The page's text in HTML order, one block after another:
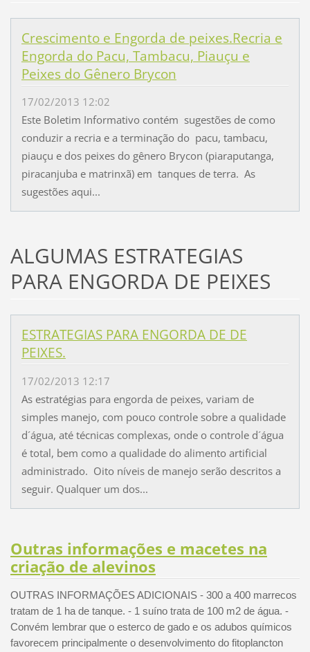
Crescimento e Engorda de peixes.Recria e
Engorda do Pacu, Tambacu, Piauçu e
Peixes do Gênero Brycon
17/02/2013 12:02
Este Boletim Informativo contém sugestões de como
conduzir a recria e a terminação do pacu, tambacu,
piauçu e dos peixes do gênero Brycon (piaraputanga,
piracanjuba e matrinxã) em tanques de terra. As
sugestões aqui...
ALGUMAS ESTRATEGIAS
PARA ENGORDA DE PEIXES
ESTRATEGIAS PARA ENGORDA DE DE
PEIXES.
17/02/2013 12:17
As estratégias para engorda de peixes, variam de
simples manejo, com pouco controle sobre a qualidade
d´água, até técnicas complexas, onde o controle d´água
é total, bem como a qualidade do alimento artificial
administrado. Oito níveis de manejo serão descritos a
seguir. Qualquer um dos...
Outras informações e macetes na
criação de alevinos
OUTRAS INFORMAÇÕES ADICIONAIS - 300 a 400 marrecos
tratam de 1 ha de tanque. - 1 suíno trata de 100 m2 de água. -
Convém lembrar que o esterco de gado e os adubos químicos
favorecem principalmente o desenvolvimento do fitoplancton